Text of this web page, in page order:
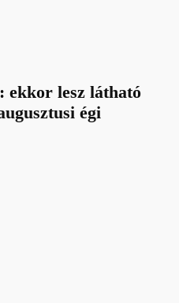
ekkor lesz látható
égi